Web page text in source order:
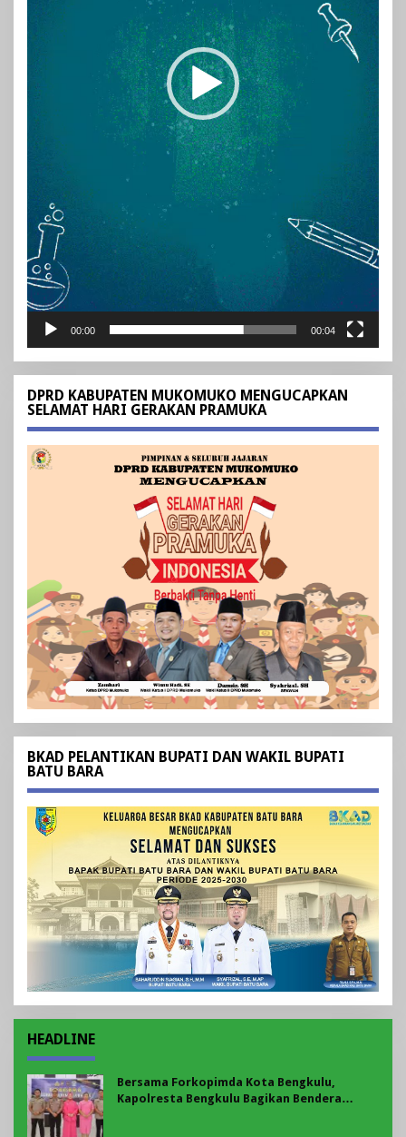
00:00 00:04
DPRD KABUPATEN MUKOMUKO MENGUCAPKAN
SELAMAT HARI GERAKAN PRAMUKA
BKAD PELANTIKAN BUPATI DAN WAKIL BUPATI
BATU BARA
HEADLINE
Bersama Forkopimda Kota Bengkulu,
Kapolresta Bengkulu Bagikan Bendera